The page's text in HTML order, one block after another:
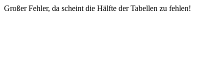
Großer Fehler, da scheint die Hälfte der Tabellen zu fehlen!